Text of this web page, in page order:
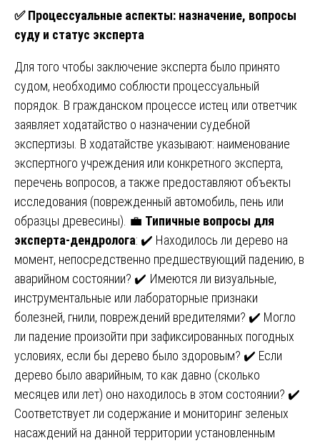
✅Процессуальные аспекты: назначение, вопросы
суду и статус эксперта
Для того чтобы заключение эксперта было принято
судом, необходимо соблюсти процессуальный
порядок. В гражданском процессе истец или ответчик
заявляет ходатайство о назначении судебной
экспертизы. В ходатайстве указывают: наименование
экспертного учреждения или конкретного эксперта,
перечень вопросов, а также предоставляют объекты
исследования (поврежденный автомобиль, пень или
образцы древесины). 💼 Типичные вопросы для
эксперта-дендролога: ✔️ Находилось ли дерево на
момент, непосредственно предшествующий падению, в
аварийном состоянии? ✔️ Имеются ли визуальные,
инструментальные или лабораторные признаки
болезней, гнили, повреждений вредителями? ✔️ Могло
ли падение произойти при зафиксированных погодных
условиях, если бы дерево было здоровым? ✔️ Если
дерево было аварийным, то как давно (сколько
месяцев или лет) оно находилось в этом состоянии? ✔️
Соответствует ли содержание и мониторинг зеленых
насаждений на данной территории установленным